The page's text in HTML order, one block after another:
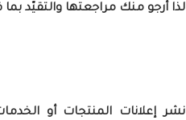
لذا أرجو منك مراجعتها والتقيّد بما
نشر إعلانات المنتجات أو